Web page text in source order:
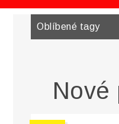
Oblíbené tagy
Nové